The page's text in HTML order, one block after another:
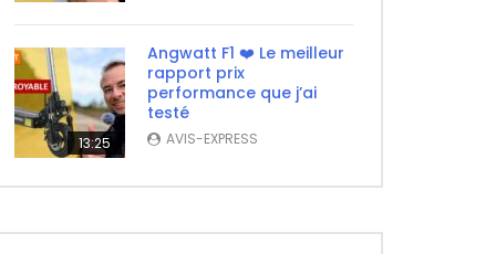
13:25
Angwatt F1 ❤️ Le meilleur
rapport prix
performance que j’ai
testé
AVIS-EXPRESS